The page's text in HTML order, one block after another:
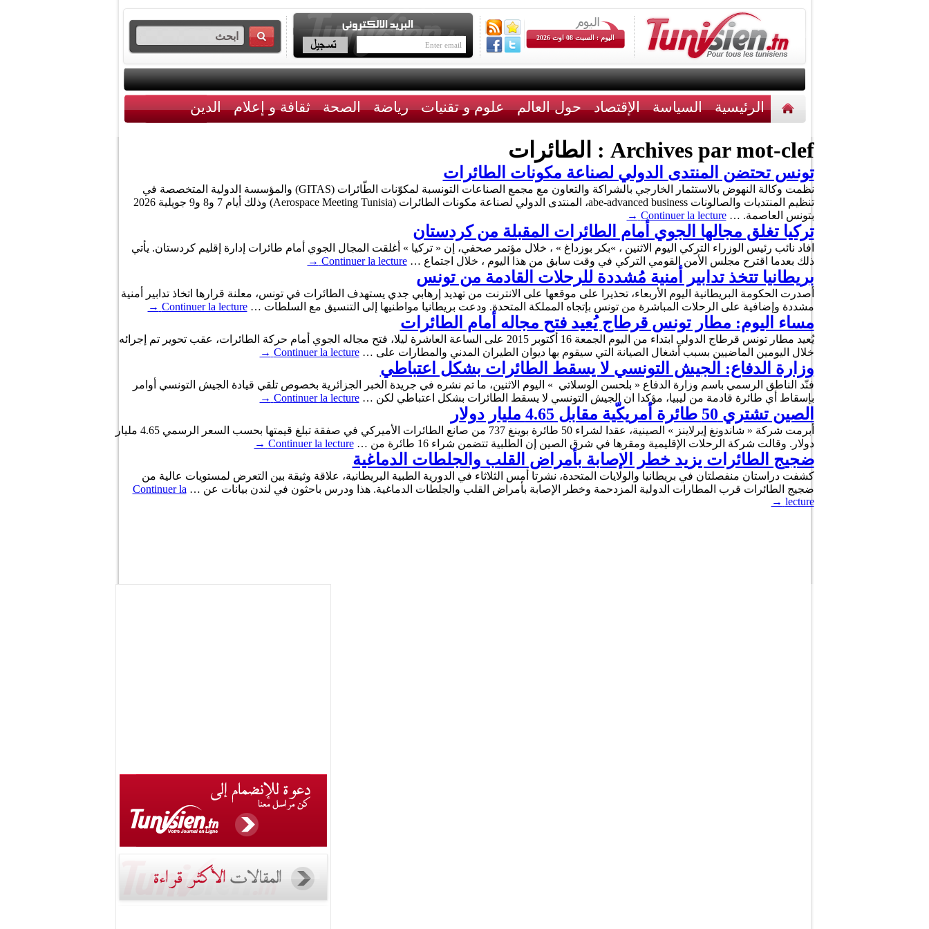
اليوم : السبت 08 اوت 2026
الرئيسية السياسة الإقتصاد حول العالم علوم و تقنيات رياضة الصحة ثقافة و إعلام الدين
أخبار مختلفة
Archives par mot-clef : الطائرات
تونس تحتضن المنتدى الدولي لصناعة مكونات الطائرات
نظمت وكالة النهوض بالاستثمار الخارجي بالشراكة والتعاون مع مجمع الصناعات التونسبة لمكوّنات الطّائرات (GITAS) والمؤسسة الدولية المتخصصة في
تنظيم المنتديات والصالونات abe-advanced business، المنتدى الدولي لصناعة مكونات الطائرات (Aerospace Meeting Tunisia) وذلك أيام 7 و8 و9 جويلية 2026
بتونس العاصمة. …Continuer la lecture
→
تركيا تغلق مجالها الجوي أمام الطائرات المقبلة من كردستان
افاد نائب رئيس الوزراء التركي اليوم الاثنين ، »بكر بوزداغ » ، خلال مؤتمر صحفي، إن « تركيا » أغلقت المجال الجوي أمام طائرات إدارة إقليم كردستان. يأتي
ذلك بعدما اقترح مجلس الأمن القومي التركي في وقت سابق من هذا اليوم ، خلال اجتماع …Continuer la lecture
→
بريطانيا تتخذ تدابير أمنية مُشددة للرحلات القادمة من تونس
أصدرت الحكومة البريطانية اليوم الأربعاء، تحذيرا على موقعها على الانترنت من تهديد إرهابي جدي يستهدف الطائرات في تونس، معلنة قرارها اتخاذ تدابير أمنية
مشددة وإضافية على الرحلات المباشرة من تونس بإتجاه المملكة المتحدة. ودعت بريطانيا مواطنيها إلى التنسيق مع السلطات …Continuer la lecture
→
مساء اليوم: مطار تونس قرطاج يُعيد فتح مجاله أمام الطائرات
يُعيد مطار تونس قرطاج الدولي ابتداء من اليوم الجمعة 16 أكتوبر 2015 على الساعة العاشرة ليلا، فتح مجاله الجوي أمام حركة الطائرات، عقب تحوير تم إجرائه
خلال اليومين الماضيين بسبب أشغال الصيانة التي سيقوم بها ديوان الطيران المدني والمطارات على …Continuer la lecture
→
وزارة الدفاع: الجيش التونسي لا يسقط الطائرات بشكل اعتباطي
فنّد الناطق الرسمي باسم وزارة الدفاع « بلحسن الوسلاتي » اليوم الاثنين، ما تم نشره في جريدة الخبر الجزائرية بخصوص تلقي قيادة الجيش التونسي أوامر
بإسقاط أي طائرة قادمة من ليبيا، مؤكدا ان الجيش التونسي لا يسقط الطائرات بشكل اعتباطي لكن …Continuer la lecture
→
الصين تشتري 50 طائرة أمريكّية مقابل 4.65 مليار دولار
أبرمت شركة « شاندونغ إيرلاينز » الصينية، عقدا لشراء 50 طائرة بوينغ 737 من صانع الطائرات الأميركي في صفقة تبلغ قيمتها بحسب السعر الرسمي 4.65 مليار
دولار. وقالت شركة الرحلات الإقليمية ومقرها في شرق الصين إن الطلبية تتضمن شراء 16 طائرة من …
Continuer la lecture
→
ضجيج الطائرات يزيد خطر الإصابة بأمراض القلب والجلطات الدماغية
كشفت دراستان منفصلتان في بريطانيا والولايات المتحدة، نشرتا أمس الثلاثاء في الدورية الطبية البريطانية، علاقة وثيقة بين التعرض لمستويات عالية من
ضجيج الطائرات قرب المطارات الدولية المزدحمة وخطر الإصابة بأمراض القلب والجلطات الدماغية. هذا ودرس باحثون في لندن بيانات عن … Continuer la
lecture
→